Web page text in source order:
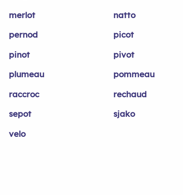
merlot
natto
pernod
picot
pinot
pivot
plumeau
pommeau
raccroc
rechaud
sepot
sjako
velo